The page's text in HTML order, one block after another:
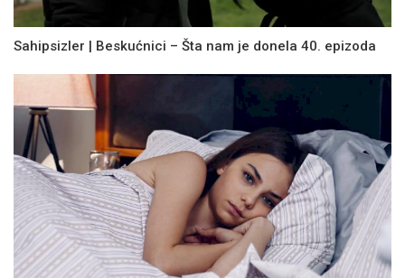
Sahipsizler | Beskućnici – Šta nam je donela 40. epizoda